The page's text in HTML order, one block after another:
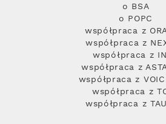
o BSA
o POPC
współpraca z
współpraca z
współpraca z
współpraca z
współpraca z
współpraca z
współpraca z